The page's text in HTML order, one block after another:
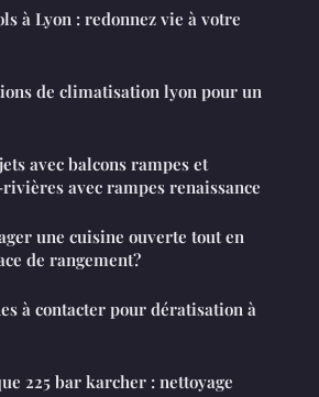
à Lyon : redonnez vie à votre
de climatisation lyon pour un
avec balcons rampes et
avec rampes renaissance
une cuisine ouverte tout en
de rangement?
à contacter pour dératisation à
225 bar karcher : nettoyage